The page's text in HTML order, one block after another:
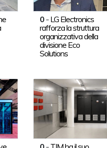
0- LG Electronics
rafforza la struttura
organizzativa della
divisione Eco
Solutions